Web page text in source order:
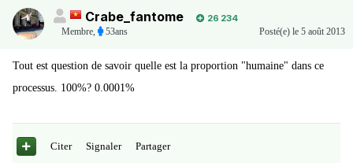
Crabe_fantome
26 234
Membre, 53ans Posté(e) le 5 août 2013
Tout est question de savoir quelle est la proportion "humaine" dans ce
processus. 100%? 0.0001%
Citer Signaler Partager